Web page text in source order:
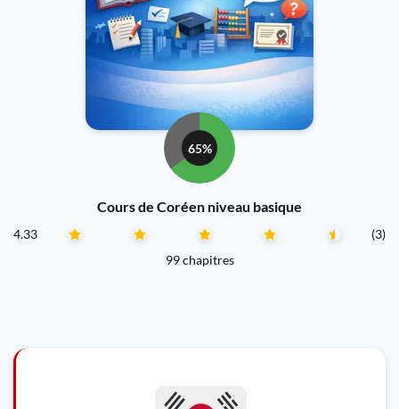
65%
Cours de Coréen niveau basique
4.33
(3)
99 chapitres